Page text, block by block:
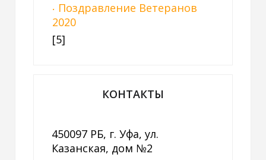
Поздравление Ветеранов
2020
[5]
КОНТАКТЫ
450097 РБ, г. Уфа, ул.
Казанская, дом №2